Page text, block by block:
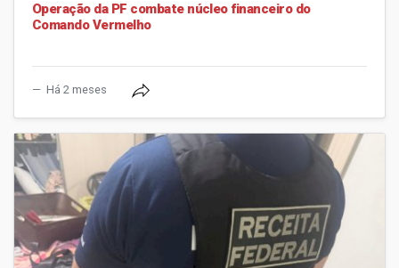
Operação da PF combate núcleo financeiro do
Comando Vermelho
Há 2 meses